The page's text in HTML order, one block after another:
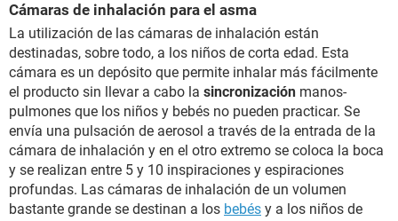
Cámaras de inhalación para el asma
La utilización de las cámaras de inhalación están
destinadas, sobre todo, a los niños de corta edad. Esta
cámara es un depósito que permite inhalar más fácilmente
el producto sin llevar a cabo la sincronización manos-
pulmones que los niños y bebés no pueden practicar. Se
envía una pulsación de aerosol a través de la entrada de la
cámara de inhalación y en el otro extremo se coloca la boca
y se realizan entre 5 y 10 inspiraciones y espiraciones
profundas. Las cámaras de inhalación de un volumen
bastante grande se destinan a los bebés y a los niños de